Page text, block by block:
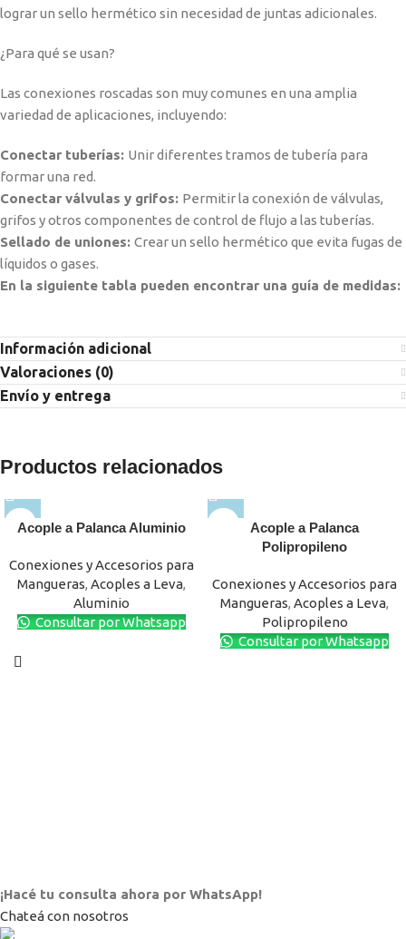
lograr un sello hermético sin necesidad de juntas adicionales.
¿Para qué se usan?
Las conexiones roscadas son muy comunes en una amplia
variedad de aplicaciones, incluyendo:
Conectar tuberías: Unir diferentes tramos de tubería para
formar una red.
Conectar válvulas y grifos: Permitir la conexión de válvulas,
grifos y otros componentes de control de flujo a las tuberías.
Sellado de uniones: Crear un sello hermético que evita fugas de
líquidos o gases.
En la siguiente tabla pueden encontrar una guía de medidas:
Información adicional
Valoraciones (0)
Envío y entrega
Productos relacionados
Acople a Palanca Aluminio
Conexiones y Accesorios para
Mangueras, Acoples a Leva,
Aluminio
Consultar por Whatsapp
Acople a Palanca
Polipropileno
Conexiones y Accesorios para
Mangueras, Acoples a Leva,
Polipropileno
Consultar por Whatsapp
¡Hacé tu consulta ahora por WhatsApp!
Chateá con nosotros